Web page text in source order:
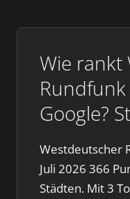
Wie rankt
Google?
Westdeutscher
Juli 2026 366
Städten. Mit 3